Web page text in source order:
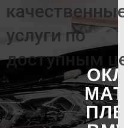
услуги по
доступным